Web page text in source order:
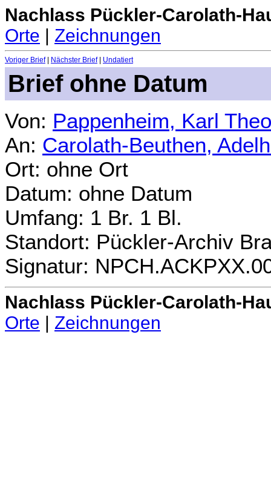
Nachlass Pückler-Carolath-
Orte | Zeichnungen
Voriger Brief| Nächster Brief| Undatiert
Brief ohne Datum
Von: Pappenheim, Karl
An: Carolath-Beuthen,
Ort: ohne Ort
Datum: ohne Datum
Umfang: 1 Br. 1 Bl.
Standort: Pückler-Archiv
Signatur:
Nachlass Pückler-Carolath-
Orte
Zeichnungen